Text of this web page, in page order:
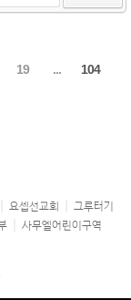
19 ... 104
요셉선교회
그루터기
사무엘어린이구역